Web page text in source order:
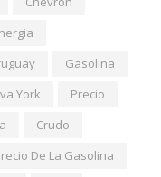
Gasolina
York
Precio
Crudo
De La Gasolina